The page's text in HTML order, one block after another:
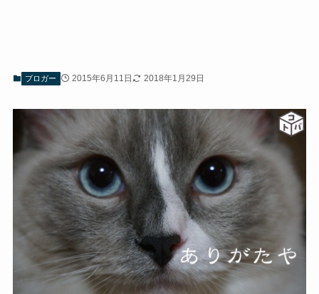
ブロガー 2015年6月11日 2018年1月29日